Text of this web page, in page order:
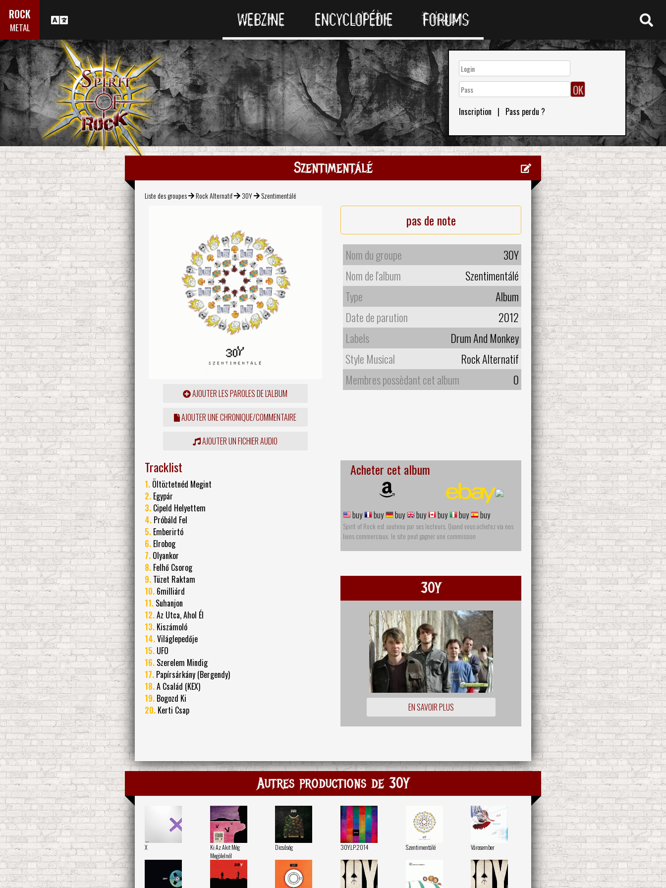
ROCK
METAL WEBZINE ENCYCLOPÉDIE FORUMS
Inscription | Pass perdu ?
Szentimentálé
Liste des groupes Rock Alternatif 30Y Szentimentálé
AJOUTER LES PAROLES DE L'ALBUM
AJOUTER UNE CHRONIQUE/COMMENTAIRE
AJOUTER UN FICHIER AUDIO
pas de note
Nom du groupe
30Y
Nom de l'album
Szentimentálé
Type
Album
Date de parution
2012
Labels
Drum And Monkey
Style Musical
Rock Alternatif
Membres possèdant cet album
0
Tracklist
1. Öltöztetnéd Megint
2. Egypár
3. Cipeld Helyettem
4. Próbáld Fel
5. Emberirtó
6. Elrobog
7. Olyankor
8. Felhő Csorog
9. Tüzet Raktam
10. 6milliárd
11. Suhanjon
12.Az Utca, Ahol Él
13. Kiszámoló
14.Világlepedője
15. UFO
16. Szerelem Mindig
17. Papírsárkány (Bergendy)
18.A Család (KEX)
19. Bogozd Ki
20. Kerti Csap
Acheter cet album
buy buy buy buy buy buy buy
Spirit of Rock est soutenu par ses lecteurs. Quand vous achetez via nos
liens commerciaux, le site peut gagner une commission
30Y
EN SAVOIR PLUS
Autres productions de 30Y
X
Ki Az Akit Még
Megölelnél
Dicsőség 30Y.LP.2014 Szentimentálé Városember